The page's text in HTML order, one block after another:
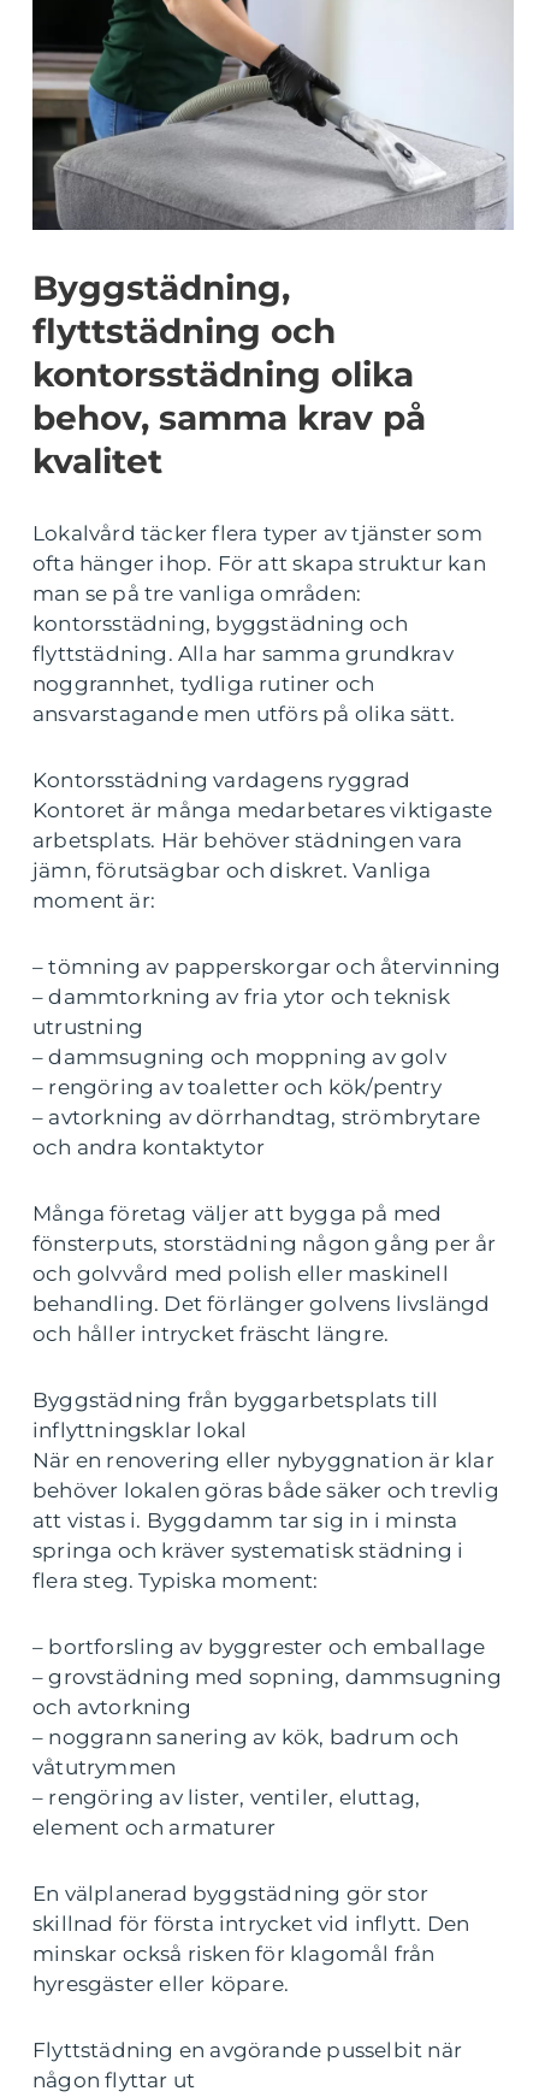
Byggstädning,
flyttstädning och
kontorsstädning olika
behov, samma krav på
kvalitet
Lokalvård täcker flera typer av tjänster som
ofta hänger ihop. För att skapa struktur kan
man se på tre vanliga områden:
kontorsstädning, byggstädning och
flyttstädning. Alla har samma grundkrav
noggrannhet, tydliga rutiner och
ansvarstagande men utförs på olika sätt.
Kontorsstädning vardagens ryggrad
Kontoret är många medarbetares viktigaste
arbetsplats. Här behöver städningen vara
jämn, förutsägbar och diskret. Vanliga
moment är:
– tömning av papperskorgar och återvinning
– dammtorkning av fria ytor och teknisk
utrustning
– dammsugning och moppning av golv
– rengöring av toaletter och kök/pentry
– avtorkning av dörrhandtag, strömbrytare
och andra kontaktytor
Många företag väljer att bygga på med
fönsterputs, storstädning någon gång per år
och golvvård med polish eller maskinell
behandling. Det förlänger golvens livslängd
och håller intrycket fräscht längre.
Byggstädning från byggarbetsplats till
inflyttningsklar lokal
När en renovering eller nybyggnation är klar
behöver lokalen göras både säker och trevlig
att vistas i. Byggdamm tar sig in i minsta
springa och kräver systematisk städning i
flera steg. Typiska moment:
– bortforsling av byggrester och emballage
– grovstädning med sopning, dammsugning
och avtorkning
– noggrann sanering av kök, badrum och
våtutrymmen
– rengöring av lister, ventiler, eluttag,
element och armaturer
En välplanerad byggstädning gör stor
skillnad för första intrycket vid inflytt. Den
minskar också risken för klagomål från
hyresgäster eller köpare.
Flyttstädning en avgörande pusselbit när
någon flyttar ut